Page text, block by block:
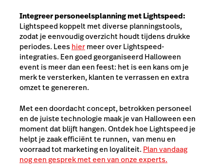
Integreer personeelsplanning met Lightspeed:
Lightspeed koppelt met diverse planningstools,
zodat je eenvoudig overzicht houdt tijdens drukke
periodes. Leeshiermeer over Lightspeed-
integraties. Een goed georganiseerd Halloween
event is meer dan een feest: het is een kans om je
merk te versterken, klanten te verrassen en extra
omzet te genereren.
Met een doordacht concept, betrokken personeel
en de juiste technologie maak je van Halloween een
moment dat blijft hangen. Ontdek hoe Lightspeed je
helpt je zaak efficiënt te runnen, van menu en
voorraad tot marketing en loyaliteit. Plan vandaag
nog een gesprek met een van onze experts.